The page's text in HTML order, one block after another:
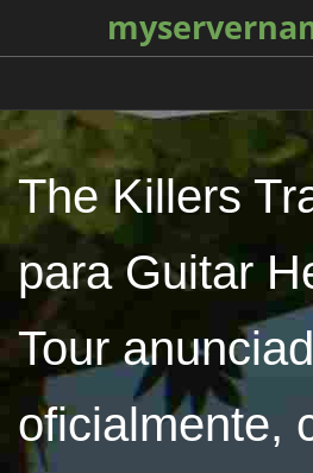
The Killers
para Guitar
Tour
oficialmente,